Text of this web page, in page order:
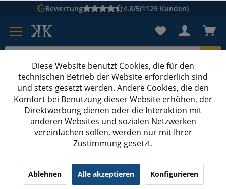
Bewertung 4.8/5(1129 Kunden)
Karton suchen
Kartons bedruckenKartons nach Maß
Gefahrgut Kartons
390x390x430 mm Gefahrgutkarton
(1)4.00/5.00
Diese Website benutzt Cookies, die für den
technischen Betrieb der Website erforderlich sind
und stets gesetzt werden. Andere Cookies, die den
Komfort bei Benutzung dieser Website erhöhen, der
Direktwerbung dienen oder die Interaktion mit
anderen Websites und sozialen Netzwerken
vereinfachen sollen, werden nur mit Ihrer
Zustimmung gesetzt.
Ablehnen Alle akzeptieren Konfigurieren